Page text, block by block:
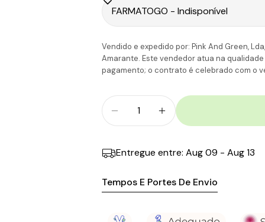
Vendido e expedido por: Pink And Green,
Amarante. Este vendedor atua na
pagamento; o contrato é celebrado com o
Quantidade
Diminuir Quantidade Para
Aumentar A
Entregue entre: Aug 09 - Aug 13
Tempos E Portes De Envio
Portugal Ilhas